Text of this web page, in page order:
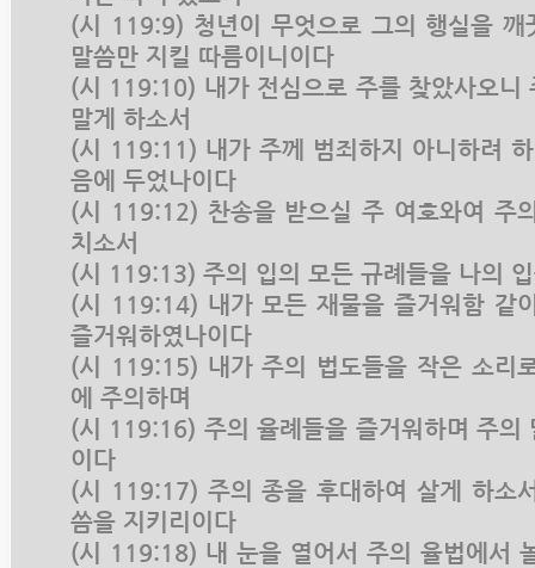
(시 119:9) 청년이 무엇으로 그의 행실을 깨
말씀만 지킬 따름이니이다
(시 119:10) 내가 전심으로 주를 찾았사오니
말게 하소서
(시 119:11) 내가 주께 범죄하지 아니하려
음에 두었나이다
(시 119:12) 찬송을 받으실 주 여호와여 주
치소서
(시 119:13) 주의 입의 모든 규례들을 나의
(시 119:14) 내가 모든 재물을 즐거워함 같
즐거워하였나이다
(시 119:15) 내가 주의 법도들을 작은 소리
에 주의하며
(시 119:16) 주의 율례들을 즐거워하며 주의
이다
(시 119:17) 주의 종을 후대하여 살게 하소
씀을 지키리이다
(시 119:18) 내 눈을 열어서 주의 율법에서